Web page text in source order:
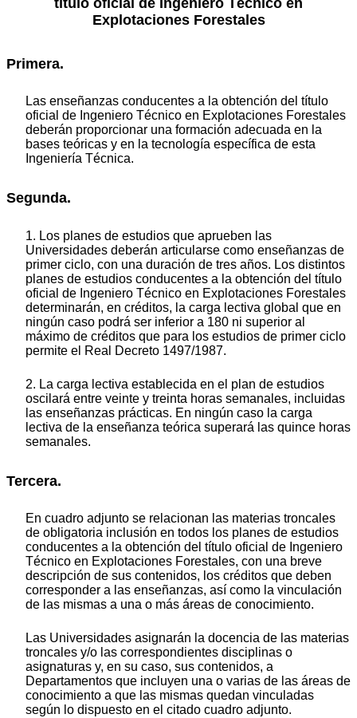
título oficial de Ingeniero Técnico en
Explotaciones Forestales
Primera.
Las enseñanzas conducentes a la obtención del título
oficial de Ingeniero Técnico en Explotaciones Forestales
deberán proporcionar una formación adecuada en la
bases teóricas y en la tecnología específica de esta
Ingeniería Técnica.
Segunda.
1. Los planes de estudios que aprueben las
Universidades deberán articularse como enseñanzas de
primer ciclo, con una duración de tres años. Los distintos
planes de estudios conducentes a la obtención del título
oficial de Ingeniero Técnico en Explotaciones Forestales
determinarán, en créditos, la carga lectiva global que en
ningún caso podrá ser inferior a 180 ni superior al
máximo de créditos que para los estudios de primer ciclo
permite el Real Decreto 1497/1987.
2. La carga lectiva establecida en el plan de estudios
oscilará entre veinte y treinta horas semanales, incluidas
las enseñanzas prácticas. En ningún caso la carga
lectiva de la enseñanza teórica superará las quince horas
semanales.
Tercera.
En cuadro adjunto se relacionan las materias troncales
de obligatoria inclusión en todos los planes de estudios
conducentes a la obtención del título oficial de Ingeniero
Técnico en Explotaciones Forestales, con una breve
descripción de sus contenidos, los créditos que deben
corresponder a las enseñanzas, así como la vinculación
de las mismas a una o más áreas de conocimiento.
Las Universidades asignarán la docencia de las materias
troncales y/o las correspondientes disciplinas o
asignaturas y, en su caso, sus contenidos, a
Departamentos que incluyen una o varias de las áreas de
conocimiento a que las mismas quedan vinculadas
según lo dispuesto en el citado cuadro adjunto.